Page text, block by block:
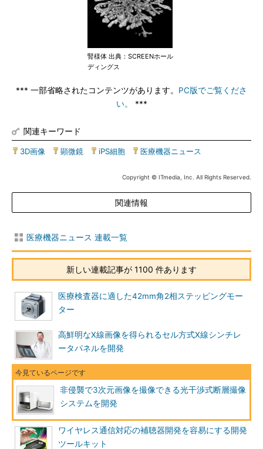
腎様体 出典：SCREENホール
ディングス
*** 一部省略されたコンテンツがあります。 PC版でご覧くださ
い。
***
関連キーワード
3D画像 顕微鏡 iPS細胞 医療機器ニュース
Copyright © ITmedia, Inc. All Rights Reserved.
関連情報
医療機器ニュース 連載一覧
新しい連載記事が 1100 件あります
医療検査器に適した42mm角2相ステッピングモー
ター
高鮮明なX線画像を得られるセル方式X線シンチレ
ータパネルを開発
非侵襲で3次元画像を撮像できる光干渉式断層撮像
システムを開発
ワイヤレス通信対応の補聴器開発を容易にする開発
ツールキット